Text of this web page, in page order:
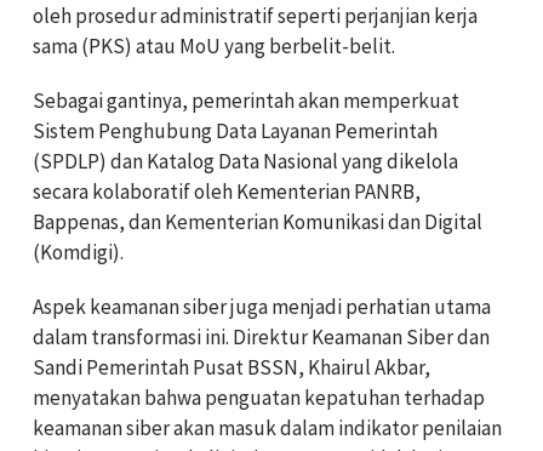
oleh prosedur administratif seperti perjanjian kerja
sama (PKS) atau MoU yang berbelit-belit.
Sebagai gantinya, pemerintah akan memperkuat
Sistem Penghubung Data Layanan Pemerintah
(SPDLP) dan Katalog Data Nasional yang dikelola
secara kolaboratif oleh Kementerian PANRB,
Bappenas, dan Kementerian Komunikasi dan Digital
(Komdigi).
Aspek keamanan siber juga menjadi perhatian utama
dalam transformasi ini. Direktur Keamanan Siber dan
Sandi Pemerintah Pusat BSSN, Khairul Akbar,
menyatakan bahwa penguatan kepatuhan terhadap
keamanan siber akan masuk dalam indikator penilaian